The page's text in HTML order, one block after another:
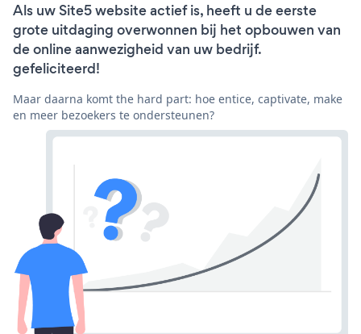
Als uw Site5 website actief is, heeft u de eerste
grote uitdaging overwonnen bij het opbouwen van
de online aanwezigheid van uw bedrijf.
gefeliciteerd!
Maar daarna komt the hard part: hoe entice, captivate, make
en meer bezoekers te ondersteunen?